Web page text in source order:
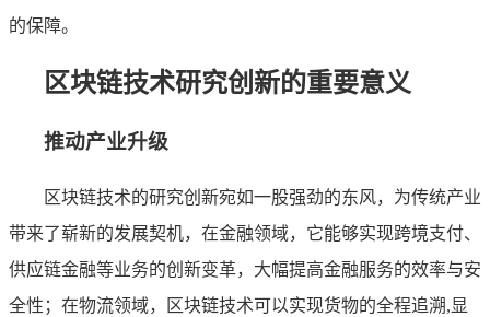
的保障。
区块链技术研究创新的重要意义
推动产业升级
区块链技术的研究创新宛如一股强劲的东风，为传统产业
带来了崭新的发展契机，在金融领域，它能够实现跨境支付、
供应链金融等业务的创新变革，大幅提高金融服务的效率与安
全性；在物流领域，区块链技术可以实现货物的全程追溯,显